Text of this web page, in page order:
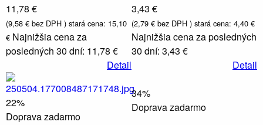
11,78 €
(9,58 € bez DPH ) stará cena: 15,10
€ Najnižšia cena za
posledných 30 dní: 11,78 €
Detail
3,43 €
(2,79 € bez DPH ) stará cena: 4,40 €
Najnižšia cena za posledných
30 dní: 3,43 €
Detail
22%
Doprava zadarmo
34%
Doprava zadarmo